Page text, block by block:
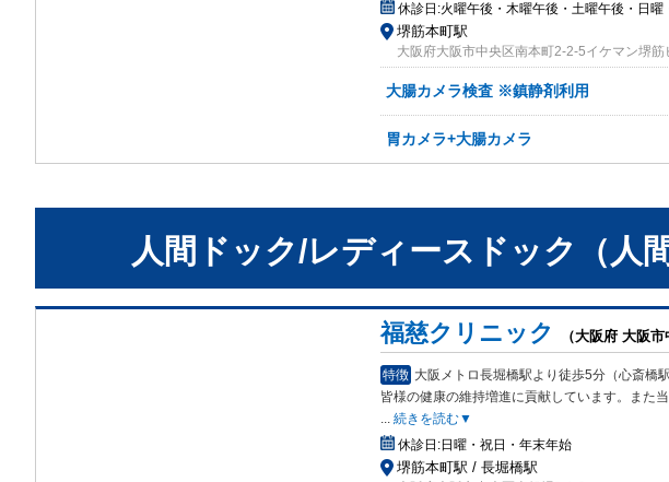
休診日:火曜午後・木曜午後・土曜午後・日曜
堺筋本町駅
大阪府大阪市中央区南本町2-2-5イケマン堺筋
大腸カメラ検査 ※鎮静剤利用
胃カメラ+大腸カメラ
人間ドック/レディースドック（人
福慈クリニック （大阪府 大阪市
特徴 大阪メトロ長堀橋駅より徒歩5分（心斎橋
皆様の健康の維持増進に貢献しています。また
... 続きを読む▼
休診日:日曜・祝日・年末年始
堺筋本町駅 / 長堀橋駅